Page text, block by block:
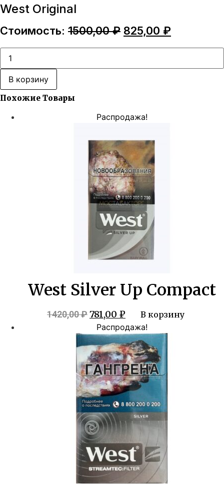
West Original
Стоимость: 1500,00₽ Первоначальная
составляла
825,00 ₽
825,00 ₽.
Количество
товара
West
Original
В корзину
Похожие Товары
Распродажа!
West Silver Up Compact
1420,00₽Первоначальная
цена
составляла
1420,00 ₽.
781,00 ₽ Текущая
цена:
781,00 ₽.
В корзину
Распродажа!